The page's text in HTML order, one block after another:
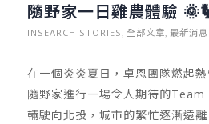
隨野家一日雞農體驗
INSEARCH STORIES 全部文章 最新消息
在一個炎炎夏日，卓恩團隊燃起
隨野家進行一場令人期待的
輛駛向北投，城市的繁忙逐漸遠